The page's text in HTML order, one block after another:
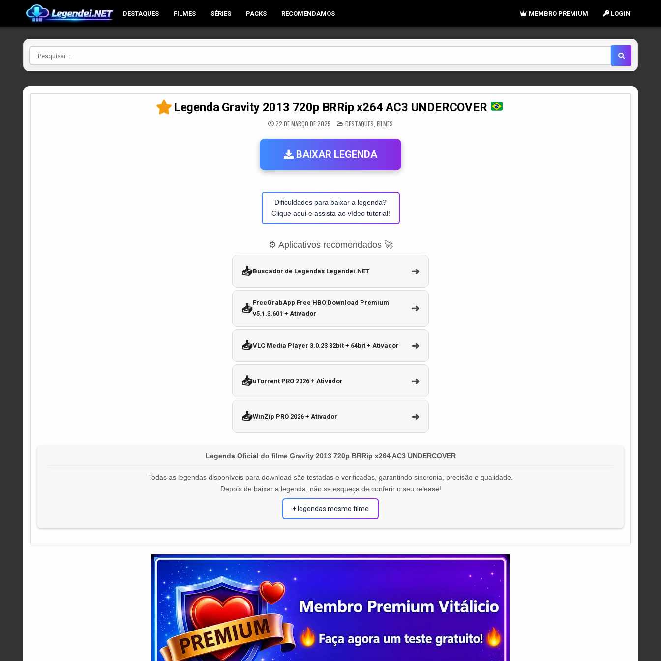
DESTAQUES FILMES SÉRIES PACKS RECOMENDAMOS LOGIN
MEMBRO PREMIUM
Pesquisar
por
Legenda Gravity 2013 720p BRRip x264 AC3 UNDERCOVER
22 DE MARÇO DE 2025 POSTED
IN
DESTAQUES FILMES
BAIXAR LEGENDA
Dificuldades para baixar a legenda?
Clique aqui e assista ao vídeo tutorial!
⚙️ Aplicativos recomendados 🚀
📥Buscador de Legendas Legendei.NET ➜
📥FreeGrabApp Free HBO Download Premium
v5.1.3.601 + Ativador
➜
📥VLC Media Player 3.0.23 32bit + 64bit + Ativador ➜
📥uTorrent PRO 2026 + Ativador ➜
📥WinZip PRO 2026 + Ativador ➜
Legenda Oficial do filme Gravity 2013 720p BRRip x264 AC3 UNDERCOVER
Todas as legendas disponíveis para download são testadas e verificadas, garantindo sincronia, precisão e qualidade.
Depois de baixar a legenda, não se esqueça de conferir o seu release!
+ legendas mesmo filme